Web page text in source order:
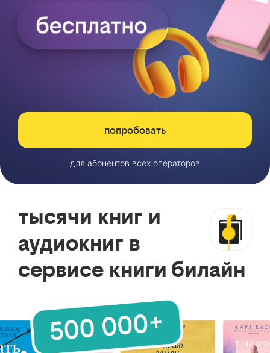
попробовать
для абонентов всех операторов
тысячи книг и
аудиокниг в
сервисе книги билайн